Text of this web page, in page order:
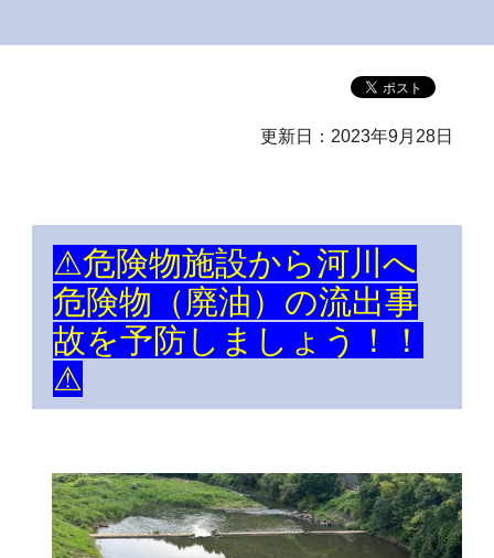
更新日：2023年9月28日
⚠危険物施設から河川へ
危険物（廃油）の流出事
故を予防しましょう！！
⚠